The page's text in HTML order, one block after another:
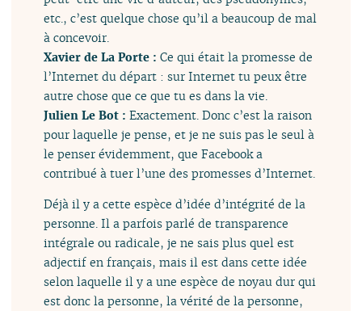
etc., c’est quelque chose qu’il a beaucoup de mal
à concevoir.
Xavier de La Porte :Ce qui était la promesse de
l’Internet du départ : sur Internet tu peux être
autre chose que ce que tu es dans la vie.
Julien Le Bot :Exactement. Donc c’est la raison
pour laquelle je pense, et je ne suis pas le seul à
le penser évidemment, que Facebook a
contribué à tuer l’une des promesses d’Internet.
Déjà il y a cette espèce d’idée d’intégrité de la
personne. Il a parfois parlé de transparence
intégrale ou radicale, je ne sais plus quel est
adjectif en français, mais il est dans cette idée
selon laquelle il y a une espèce de noyau dur qui
est donc la personne, la vérité de la personne,